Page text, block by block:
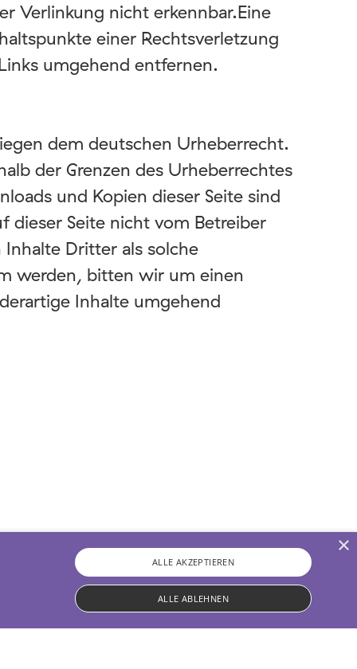
Verlinkung nicht erkennbar.Eine
einer Rechtsverletzung
umgehend entfernen.
dem deutschen Urheberrecht.
der Grenzen des Urheberrechtes
und Kopien dieser Seite sind
dieser Seite nicht vom Betreiber
Dritter als solche
werden, bitten wir um einen
Inhalte umgehend
×
ALLE AKZEPTIEREN
ALLE ABLEHNEN